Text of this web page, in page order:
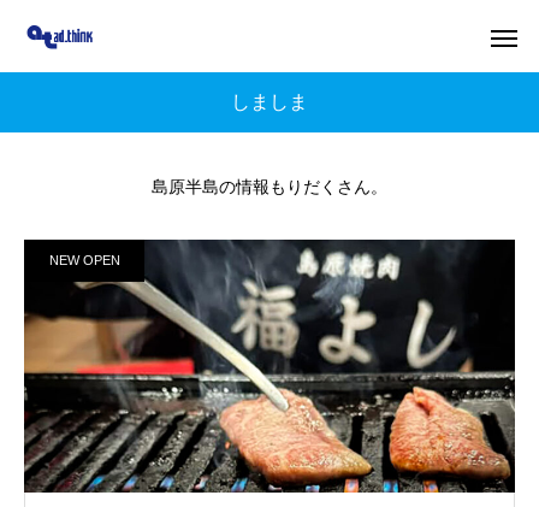
しましま
島原半島の情報もりだくさん。
NEW OPEN